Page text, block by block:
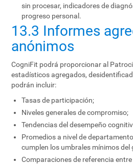
sin procesar, indicadores de
progreso personal.
13.3 Informes
anónimos
CogniFit podrá proporcionar al
estadísticos agregados,
podrán incluir:
Tasas de participación;
Niveles generales de compromiso;
Tendencias del desempeño
Promedios a nivel de
cumplen los umbrales mínimos del
Comparaciones de referencia